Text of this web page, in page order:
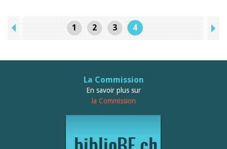
1 2 3 4
La Commission
En savoir plus sur
la Commission